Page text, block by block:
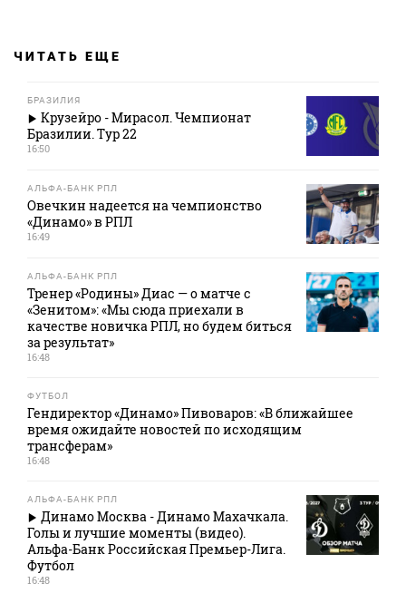
ЧИТАТЬ ЕЩЕ
БРАЗИЛИЯ
Крузейро - Мирасол. Чемпионат
Бразилии. Тур 22
16:50
АЛЬФА-БАНК РПЛ
Овечкин надеется на чемпионство
«Динамо» в РПЛ
16:49
АЛЬФА-БАНК РПЛ
Тренер «Родины» Диас — о матче с
«Зенитом»: «Мы сюда приехали в
качестве новичка РПЛ, но будем биться
за результат»
16:48
ФУТБОЛ
Гендиректор «Динамо» Пивоваров: «В ближайшее
время ожидайте новостей по исходящим
трансферам»
16:48
АЛЬФА-БАНК РПЛ
Динамо Москва - Динамо Махачкала.
Голы и лучшие моменты (видео).
Альфа-Банк Российская Премьер-Лига.
Футбол
16:48